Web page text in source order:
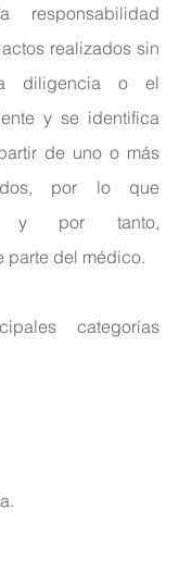
realizados sin
diligencia o el
y se identifica
de uno o más
por lo que
y por tanto,
parte del médico.
categorías